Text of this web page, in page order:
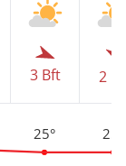
3 Bft
25°
2
25°